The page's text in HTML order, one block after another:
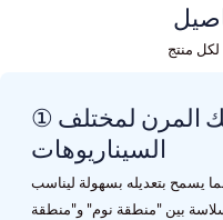
منتج
① إمكانية الفك المرن لمختلف
السيناريوهات
يسمح بتعديله بسهولة ليناسب
بين "منطقة نوم" و"منطقة